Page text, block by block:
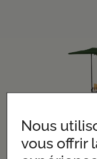
Nous
vous offrir